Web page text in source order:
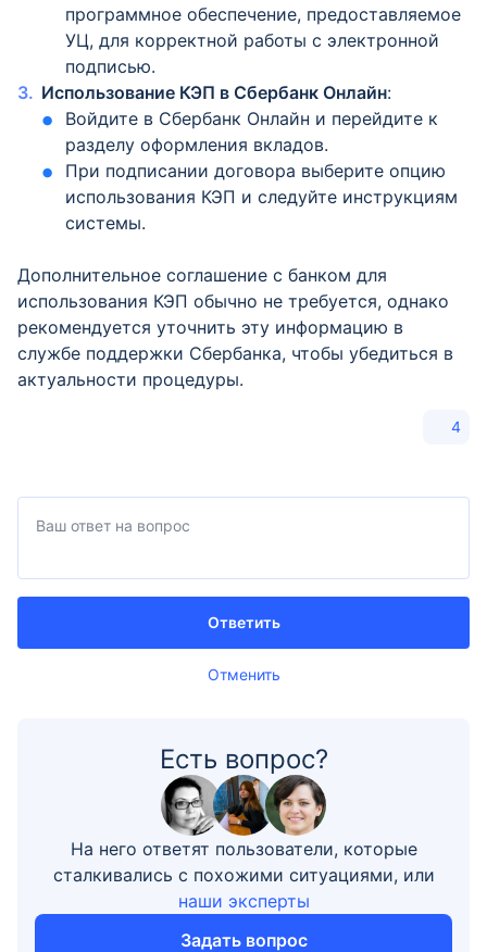
программное обеспечение, предоставляемое
УЦ, для корректной работы с электронной
подписью.
Использование КЭП в Сбербанк Онлайн:
Войдите в Сбербанк Онлайн и перейдите к
разделу оформления вкладов.
При подписании договора выберите опцию
использования КЭП и следуйте инструкциям
системы.
Дополнительное соглашение с банком для
использования КЭП обычно не требуется, однако
рекомендуется уточнить эту информацию в
службе поддержки Сбербанка, чтобы убедиться в
актуальности процедуры.
4
Отменить
Ответить
Есть вопрос?
На него ответят пользователи, которые
сталкивались с похожими ситуациями, или
наши эксперты
Задать вопрос